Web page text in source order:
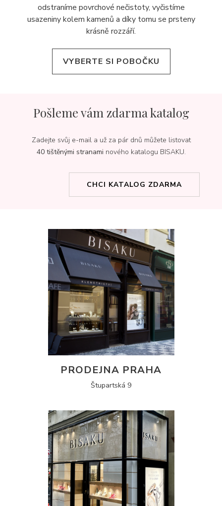
odstraníme povrchové nečistoty, vyčistíme
usazeniny kolem kamenů a díky tomu se prsteny
krásně rozzáří.
VYBERTE SI POBOČKU
Pošleme vám zdarma katalog
Zadejte svůj e-mail a už za pár dnů můžete listovat
40 tištěnými stranami nového katalogu BISAKU.
CHCI KATALOG ZDARMA
PRODEJNA PRAHA
Štupartská 9